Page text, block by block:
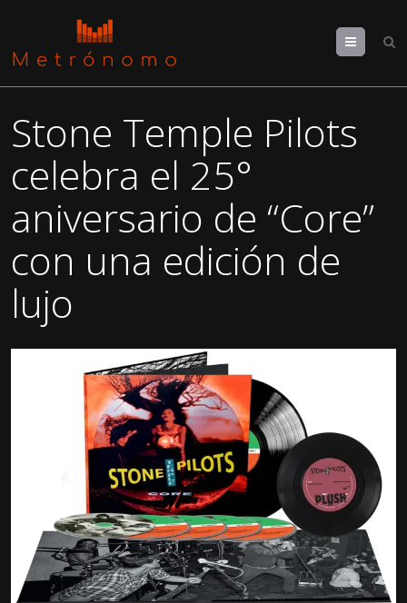
Menu
Stone Temple Pilots
celebra el 25°
aniversario de “Core”
con una edición de
lujo